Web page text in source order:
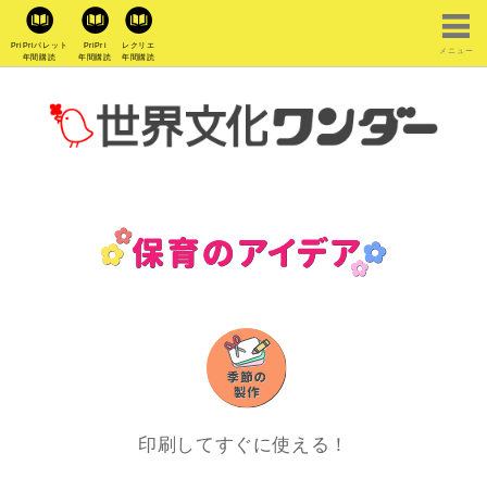
PriPriパレット
年間購読
PriPri
年間購読
レクリエ
年間購読
メニュー
印刷してすぐに使える！